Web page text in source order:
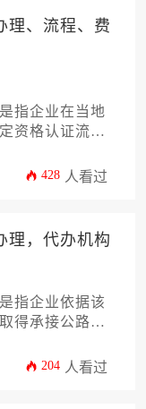
理、流程、费
指企业在当地
资格认证流
要件。
428 人看过
理，代办机构
指企业依据该
得承接公路工
公司，旨在帮
204 人看过